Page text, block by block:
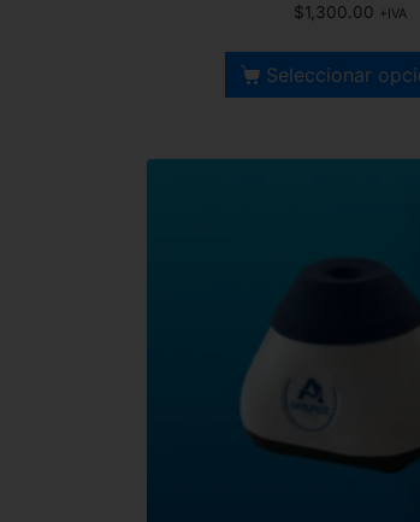
$1,300.00 +IVA
Seleccionar